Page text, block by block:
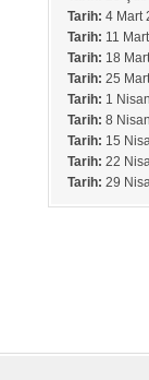
Tarih: 4 Mart
Tarih: 11
Tarih: 18
Tarih: 25
Tarih: 1
Tarih: 8
Tarih: 15
Tarih: 22
Tarih: 29